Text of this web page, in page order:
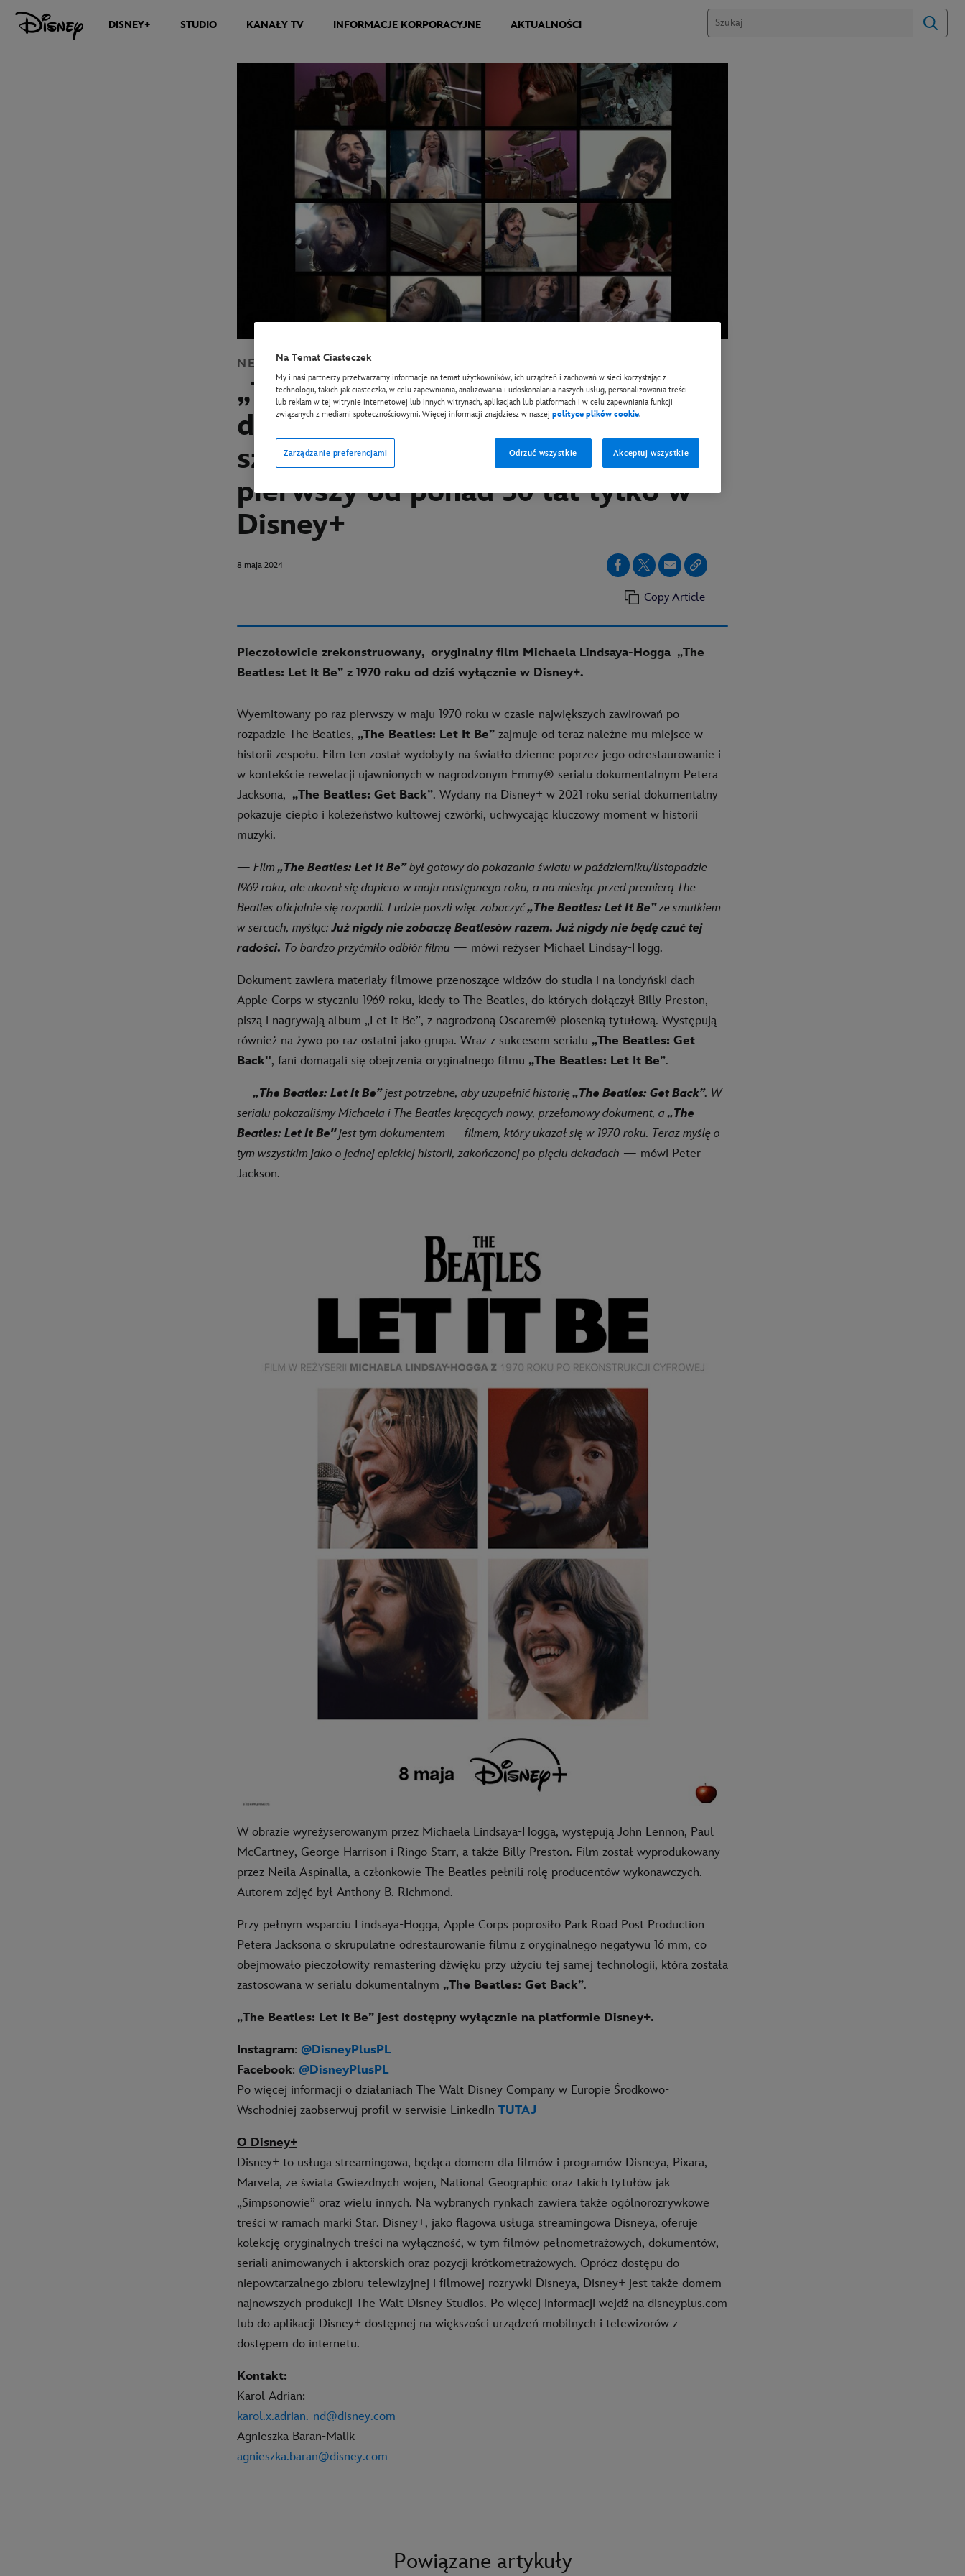
DISNEY+ STUDIO KANAŁY TV INFORMACJE KORPORACYJNE AKTUALNOŚCI
NEWS DISNEY+
„The Beatles: Let It Be” — film
dokumentalny dostępny dla
szerszej publiczności po raz
pierwszy od ponad 50 lat tylko w
Disney+
8 maja 2024
Copy Article
Pieczołowicie zrekonstruowany, oryginalny film Michaela Lindsaya-Hogga „The
Beatles: Let It Be” z 1970 roku od dziś wyłącznie w Disney+.
Wyemitowany po raz pierwszy w maju 1970 roku w czasie największych zawirowań po
rozpadzie The Beatles, „The Beatles: Let It Be” zajmuje od teraz należne mu miejsce w
historii zespołu. Film ten został wydobyty na światło dzienne poprzez jego odrestaurowanie i
w kontekście rewelacji ujawnionych w nagrodzonym Emmy® serialu dokumentalnym Petera
Jacksona, „The Beatles: Get Back”. Wydany na Disney+ w 2021 roku serial dokumentalny
pokazuje ciepło i koleżeństwo kultowej czwórki, uchwycając kluczowy moment w historii
muzyki.
— Film„The Beatles: Let It Be”był gotowy do pokazania światu w październiku/listopadzie
1969 roku, ale ukazał się dopiero w maju następnego roku, a na miesiąc przed premierą The
Beatles oficjalnie się rozpadli. Ludzie poszli więc zobaczyć„The Beatles: Let It Be”ze smutkiem
w sercach, myśląc: Już nigdy nie zobaczę Beatlesów razem. Już nigdy nie będę czuć tej
radości. To bardzo przyćmiło odbiór filmu — mówi reżyser Michael Lindsay-Hogg.
Dokument zawiera materiały filmowe przenoszące widzów do studia i na londyński dach
Apple Corps w styczniu 1969 roku, kiedy to The Beatles, do których dołączył Billy Preston,
piszą i nagrywają album „Let It Be”, z nagrodzoną Oscarem® piosenką tytułową. Występują
również na żywo po raz ostatni jako grupa. Wraz z sukcesem serialu „The Beatles: Get
Back", fani domagali się obejrzenia oryginalnego filmu „The Beatles: Let It Be”.
—„The Beatles: Let It Be”jest potrzebne, aby uzupełnić historię„The Beatles: Get Back”. W
serialu pokazaliśmy Michaela i The Beatles kręcących nowy, przełomowy dokument, a„The
Beatles: Let It Be"jest tym dokumentem — filmem, który ukazał się w 1970 roku. Teraz myślę o
tym wszystkim jako o jednej epickiej historii, zakończonej po pięciu dekadach — mówi Peter
Jackson.
W obrazie wyreżyserowanym przez Michaela Lindsaya-Hogga, występują John Lennon, Paul
McCartney, George Harrison i Ringo Starr, a także Billy Preston. Film został wyprodukowany
przez Neila Aspinalla, a członkowie The Beatles pełnili rolę producentów wykonawczych.
Autorem zdjęć był Anthony B. Richmond.
Przy pełnym wsparciu Lindsaya-Hogga, Apple Corps poprosiło Park Road Post Production
Petera Jacksona o skrupulatne odrestaurowanie filmu z oryginalnego negatywu 16 mm, co
obejmowało pieczołowity remastering dźwięku przy użyciu tej samej technologii, która została
zastosowana w serialu dokumentalnym „The Beatles: Get Back”.
„The Beatles: Let It Be” jest dostępny wyłącznie na platformie Disney+.
Instagram: @DisneyPlusPL
Facebook: @DisneyPlusPL
Po więcej informacji o działaniach The Walt Disney Company w Europie Środkowo-
Wschodniej zaobserwuj profil w serwisie LinkedIn TUTAJ
O Disney+
Disney+ to usługa streamingowa, będąca domem dla filmów i programów Disneya, Pixara,
Marvela, ze świata Gwiezdnych wojen, National Geographic oraz takich tytułów jak
„Simpsonowie” oraz wielu innych. Na wybranych rynkach zawiera także ogólnorozrywkowe
treści w ramach marki Star. Disney+, jako flagowa usługa streamingowa Disneya, oferuje
kolekcję oryginalnych treści na wyłączność, w tym filmów pełnometrażowych, dokumentów,
seriali animowanych i aktorskich oraz pozycji krótkometrażowych. Oprócz dostępu do
niepowtarzalnego zbioru telewizyjnej i filmowej rozrywki Disneya, Disney+ jest także domem
najnowszych produkcji The Walt Disney Studios. Po więcej informacji wejdź na disneyplus.com
lub do aplikacji Disney+ dostępnej na większości urządzeń mobilnych i telewizorów z
dostępem do internetu.
Kontakt:
Karol Adrian:
karol.x.adrian.-nd@disney.com
Agnieszka Baran-Malik
agnieszka.baran@disney.com
Powiązane artykuły
Na Temat Ciasteczek
My i nasi partnerzy przetwarzamy informacje na temat użytkowników, ich urządzeń i zachowań w sieci korzystając z
technologii, takich jak ciasteczka, w celu zapewniania, analizowania i udoskonalania naszych usług, personalizowania treści
lub reklam w tej witrynie internetowej lub innych witrynach, aplikacjach lub platformach i w celu zapewniania funkcji
związanych z mediami społecznościowymi. Więcej informacji znajdziesz w naszej polityce plików cookie.
Zarządzanie preferencjami Odrzuć wszystkie Akceptuj wszystkie